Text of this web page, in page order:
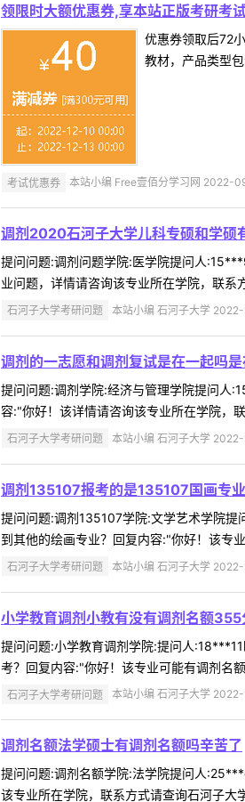
领限时大额优惠券,享本站正版考研考
优惠券领取后72
教材，产品类型
考试优惠券 本站小编 Free壹佰分学习网 2022-
调剂2020石河子大学儿科专硕和学硕
提问问题:调剂问题学院:医学院提问人
业问题，详情请咨询该专业所在学院，联
石河子大学考研问题 本站小编 石河子大学
调剂的一志愿和调剂复试是在一起吗
提问问题:调剂学院:经济与管理学院提问人
容:"你好！该详情请咨询该专业所在学院
石河子大学考研问题 本站小编 石河子大学
调剂135107报考的是135107国画专
提问问题:调剂135107学院:文学艺术学院
到其他的绘画专业？回复内容:"你好！该专
石河子大学考研问题 本站小编 石河子大学
小学教育调剂小教有没有调剂名额
提问问题:小学教育调剂学院:提问人
考？回复内容:"你好！该专业可能有调剂名
石河子大学考研问题 本站小编 石河子大学
调剂名额法学硕士有调剂名额吗辛苦了
提问问题:调剂名额学院:法学院提问人
该专业所在学院，联系方式请查询石河子